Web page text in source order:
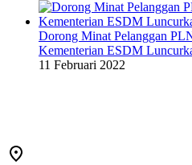
Dorong Minat Pelanggan
Kementerian ESDM
11 Februari 2022